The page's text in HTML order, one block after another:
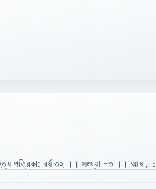
পত্রিকা: বর্ষ ৩২ ।। সংখ্যা ০৩ ।। আষাঢ়